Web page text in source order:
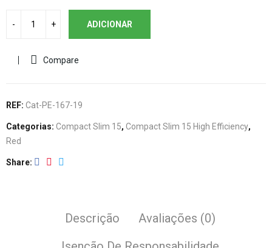
ADICIONAR
Compare
REF: Cat-PE-167-19
Categorias: Compact Slim 15, Compact Slim 15 High Efficiency,
Red
Share
Descrição
Avaliações (0)